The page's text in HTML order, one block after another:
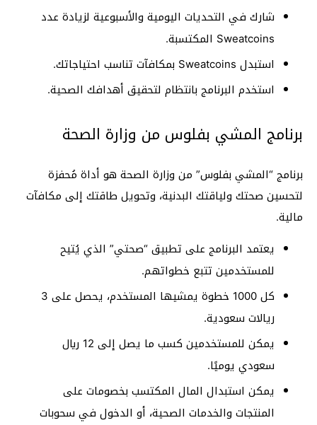
شارك في التحديات اليومية والأسبوعية لزيادة عدد
Sweatcoins المكتسبة.
استبدل Sweatcoins بمكافآت تناسب احتياجاتك.
استخدم البرنامج بانتظام لتحقيق أهدافك الصحية.
برنامج المشي بفلوس من وزارة الصحة
برنامج “المشي بفلوس” من وزارة الصحة هو أداة مُحفزة
لتحسين صحتك ولياقتك البدنية، وتحويل طاقتك إلى مكافآت
مالية.
يعتمد البرنامج على تطبيق “صحتي” الذي يُتيح
للمستخدمين تتبع خطواتهم.
كل 1000 خطوة يمشيها المستخدم، يحصل على 3
ريالات سعودية.
يمكن للمستخدمين كسب ما يصل إلى 12 ريال
سعودي يوميًا.
يمكن استبدال المال المكتسب بخصومات على
المنتجات والخدمات الصحية، أو الدخول في سحوبات